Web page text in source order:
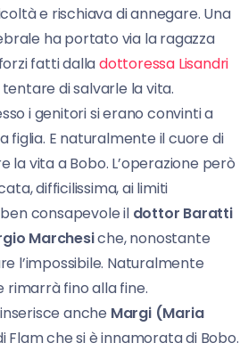
e rischiava di annegare. Una
ha portato via la ragazza
fatti dalladottoressa Lisandri
di salvarle la vita.
i genitori si erano convinti a
figlia. E naturalmente il cuore di
la vita a Bobo. L’operazione però
difficilissima, ai limiti
consapevole ildottor Baratti
Marchesiche, nonostante
l’impossibile. Naturalmente
rimarrà fino alla fine.
anche Margi (Maria
Flam che si è innamorata di Bobo.